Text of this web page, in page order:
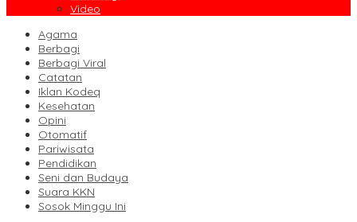
Video
Agama
Berbagi
Berbagi Viral
Catatan
Iklan Kodeq
Kesehatan
Opini
Otomatif
Pariwisata
Pendidikan
Seni dan Budaya
Suara KKN
Sosok Minggu Ini